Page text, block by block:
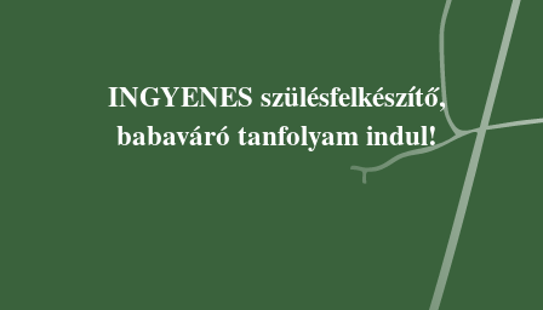
INGYENES szülésfelkészítő,
babaváró tanfolyam indul!